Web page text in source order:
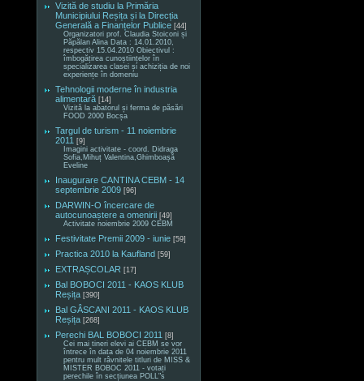
Vizită de studiu la Primăria
Municipiului Reșița și la Direcția
Generală a Finanțelor Publice [44]
Organizatori prof. Claudia Stoiconi și
Păpălan Alina Data : 14.01.2010,
respectiv 15.04.2010 Obiectivul :
îmbogățirea cunoștiințelor în
specializarea clasei și achiziția de noi
experiențe în domeniu
Tehnologii moderne în industria
alimentară [14]
Vizită la abatorul și ferma de păsări
FOOD 2000 Bocșa
Targul de turism - 11 noiembrie
2011 [9]
Imagini activitate - coord. Didraga
Sofia,Mihuț Valentina,Ghimboașă
Eveline
Inaugurare CANTINA CEBM - 14
septembrie 2009 [96]
DARWIN-O încercare de
autocunoaștere a omenirii [49]
Activitate noiembrie 2009 CEBM
Festivitate Premii 2009 - iunie [59]
Practica 2010 la Kaufland [59]
EXTRAȘCOLAR [17]
Bal BOBOCI 2011 - KAOS KLUB
Reșița [390]
Bal GÂSCANI 2011 - KAOS KLUB
Reșița [268]
Perechi BAL BOBOCI 2011 [8]
Cei mai tineri elevi ai CEBM se vor
întrece în data de 04 noiembrie 2011
pentru mult râvnitele titluri de MISS &
MISTER BOBOC 2011 - votați
perechile în secțiunea POLL"s